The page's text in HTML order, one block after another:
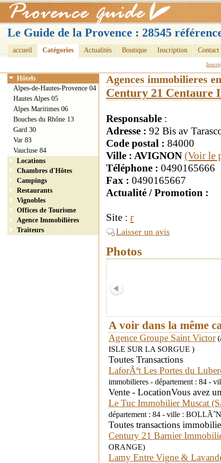
Le Guide de la Provence : 28545
accueil Catégories Actualités Boutique Inscription Contact
Agences immobilieres
Century 21 Centaure
Responsable :
Adresse : 92 Bis av
Code postal : 84000
Ville : AVIGNON (Voir le
Téléphone : 0490165666
Fax : 0490165667
Actualité / Promotion :
Site : r
Laisser un avis
Photos
A voir dans la même
Agence Groupe Saint Victor
ISLE SUR LA SORGUE )
Toutes Transactions
LaforÃªt Les Portes du
immobilieres - département : 84 -
Vente - LocationVous avez
Le Tuc Immobilier Muscat
département : 84 - ville :
Toutes transactions
Century 21 Barnier
ORANGE)
Lamy Entre Vigne &
Hôtels
Alpes-de-Hautes-Provence 04
Hautes Alpes 05
Alpes Maritimes 06
Bouches du Rhône 13
Gard 30
Var 83
Vaucluse 84
Locations
Chambres d'Hôtes
Campings
Restaurants
Vignobles
Offices de Tourisme
Agence Immobilières
Traiteurs